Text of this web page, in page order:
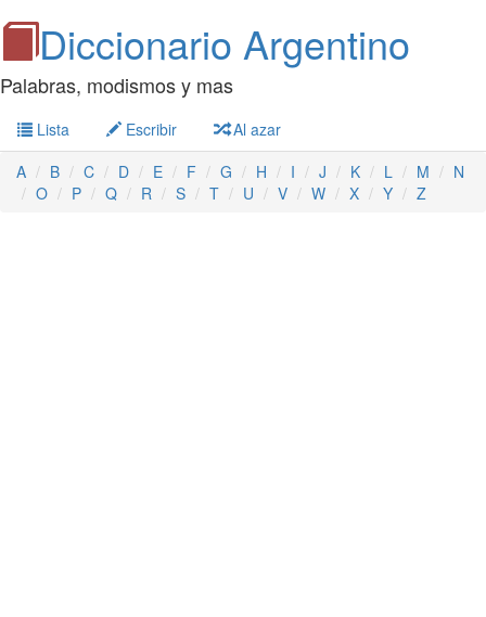
Diccionario Argentino
Palabras, modismos y mas
Lista Escribir
Al azar
A
B C D E F G H I J K L M
N
O
P Q R S T U V W X Y Z